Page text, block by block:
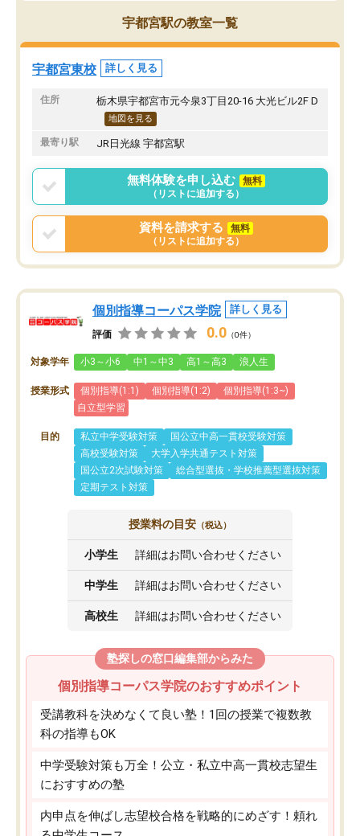
宇都宮駅の教室一覧
宇都宮東校 詳しく見る
住所 栃木県宇都宮市元今泉3丁目20-16 大光ビル2F D
地図を見る
最寄り駅 JR日光線 宇都宮駅
無料体験を申し込む
無料
（リストに追加する）
資料を請求する
無料
（リストに追加する）
個別指導コーパス学院 詳しく見る
評価 0.0 （0件）
対象学年 小3～小6 中1～中3 高1～高3 浪人生
授業形式 個別指導(1:1) 個別指導(1:2)
個別指導(1:3~)
自立型学習
目的 私立中学受験対策
国公立中高一貫校受験対策
高校受験対策
大学入学共通テスト対策
国公立2次試験対策
総合型選抜・学校推薦型選抜対策
定期テスト対策
授業料の目安 （税込）
小学生 詳細はお問い合わせください
中学生 詳細はお問い合わせください
高校生 詳細はお問い合わせください
塾探しの窓口編集部からみた
個別指導コーパス学院のおすすめポイント
受講教科を決めなくて良い塾！1回の授業で複数教
科の指導もOK
中学受験対策も万全！公立・私立中高一貫校志望生
におすすめの塾
内申点を伸ばし志望校合格を戦略的にめざす！頼れ